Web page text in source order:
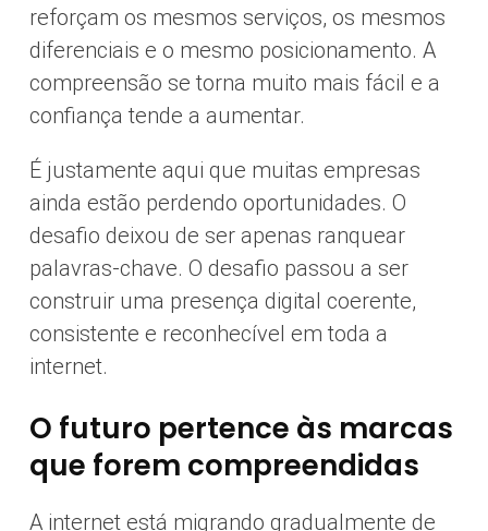
reforçam os mesmos serviços, os mesmos
diferenciais e o mesmo posicionamento. A
compreensão se torna muito mais fácil e a
confiança tende a aumentar.
É justamente aqui que muitas empresas
ainda estão perdendo oportunidades. O
desafio deixou de ser apenas ranquear
palavras-chave. O desafio passou a ser
construir uma presença digital coerente,
consistente e reconhecível em toda a
internet.
O futuro pertence às marcas
que forem compreendidas
A internet está migrando gradualmente de